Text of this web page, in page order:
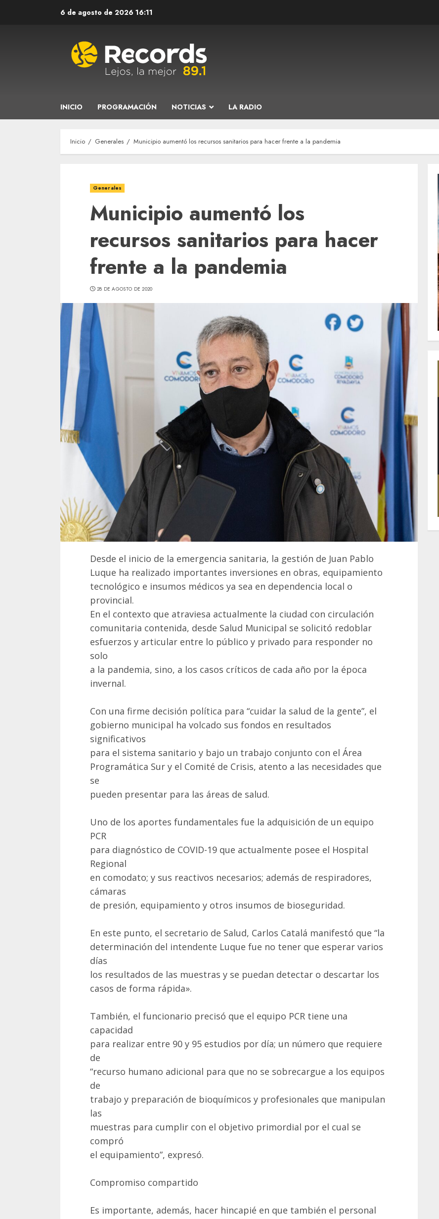
6 de agosto de 2026 16:11
INICIO PROGRAMACIÓN NOTICIAS LA RADIO
Inicio Generales Municipio aumentó los recursos sanitarios para hacer frente a la pandemia
Generales
Municipio aumentó los
recursos sanitarios para hacer
frente a la pandemia
28 DE AGOSTO DE 2020
Desde el inicio de la emergencia sanitaria, la gestión de Juan Pablo
Luque ha realizado importantes inversiones en obras, equipamiento
tecnológico e insumos médicos ya sea en dependencia local o
provincial.
En el contexto que atraviesa actualmente la ciudad con circulación
comunitaria contenida, desde Salud Municipal se solicitó redoblar
esfuerzos y articular entre lo público y privado para responder no
solo
a la pandemia, sino, a los casos críticos de cada año por la época
invernal.
Con una firme decisión política para “cuidar la salud de la gente”, el
gobierno municipal ha volcado sus fondos en resultados
significativos
para el sistema sanitario y bajo un trabajo conjunto con el Área
Programática Sur y el Comité de Crisis, atento a las necesidades que
se
pueden presentar para las áreas de salud.
Uno de los aportes fundamentales fue la adquisición de un equipo
PCR
para diagnóstico de COVID-19 que actualmente posee el Hospital
Regional
en comodato; y sus reactivos necesarios; además de respiradores,
cámaras
de presión, equipamiento y otros insumos de bioseguridad.
En este punto, el secretario de Salud, Carlos Catalá manifestó que “la
determinación del intendente Luque fue no tener que esperar varios
días
los resultados de las muestras y se puedan detectar o descartar los
casos de forma rápida».
También, el funcionario precisó que el equipo PCR tiene una
capacidad
para realizar entre 90 y 95 estudios por día; un número que requiere
de
“recurso humano adicional para que no se sobrecargue a los equipos
de
trabajo y preparación de bioquímicos y profesionales que manipulan
las
muestras para cumplir con el objetivo primordial por el cual se
compró
el equipamiento”, expresó.
Compromiso compartido
Es importante, además, hacer hincapié en que también el personal